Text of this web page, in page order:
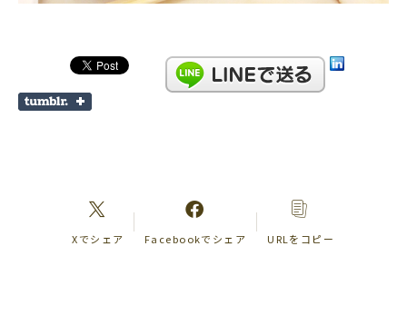
Xでシェア Facebookでシェア URLをコピー